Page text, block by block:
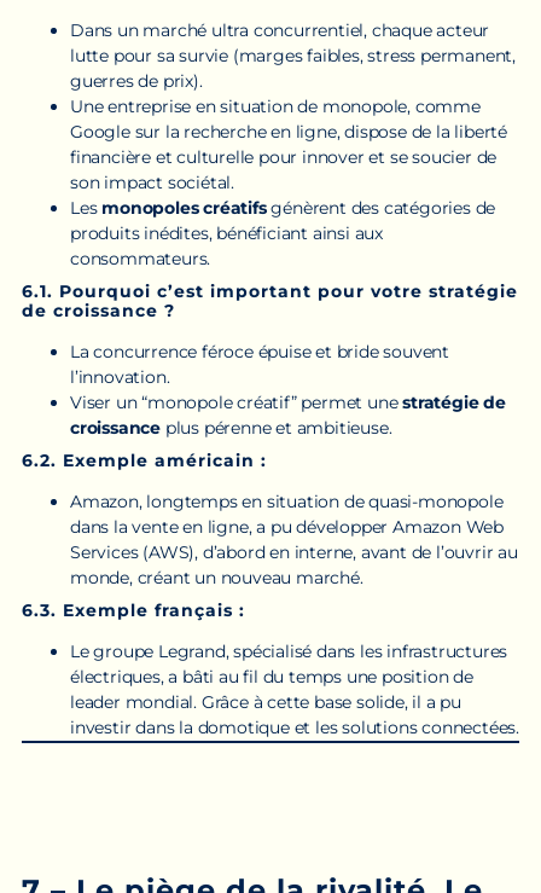
Dans un marché ultra concurrentiel, chaque acteur
lutte pour sa survie (marges faibles, stress permanent,
guerres de prix).
Une entreprise en situation de monopole, comme
Google sur la recherche en ligne, dispose de la liberté
financière et culturelle pour innover et se soucier de
son impact sociétal.
Les monopoles créatifsgénèrent des catégories de
produits inédites, bénéficiant ainsi aux
consommateurs.
6.1. Pourquoi c’est important pour votre stratégie
de croissance ?
La concurrence féroce épuise et bride souvent
l’innovation.
Viser un “monopole créatif” permet unestratégie de
croissanceplus pérenne et ambitieuse.
6.2. Exemple américain :
Amazon, longtemps en situation de quasi-monopole
dans la vente en ligne, a pu développer Amazon Web
Services (AWS), d’abord en interne, avant de l’ouvrir au
monde, créant un nouveau marché.
6.3. Exemple français :
Le groupe Legrand, spécialisé dans les infrastructures
électriques, a bâti au fil du temps une position de
leader mondial. Grâce à cette base solide, il a pu
investir dans la domotique et les solutions connectées.